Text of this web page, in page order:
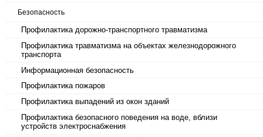
Безопасность
Профилактика дорожно-транспортного травматизма
Профилактика травматизма на объектах железнодорожного
транспорта
Информационная безопасность
Профилактика пожаров
Профилактика выпадений из окон зданий
Профилактика безопасного поведения на воде, вблизи
устройств электроснабжения